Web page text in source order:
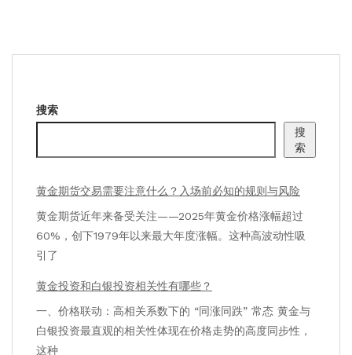
搜索
搜
索
黄金期货交易需要注意什么？入场前必知的规则与风险
黄金期货近年来备受关注——2025年黄金价格涨幅超过
60%，创下1979年以来最大年度涨幅。这种高波动性吸
引了
黄金投资和白银投资相关性有哪些？
一、价格联动：高相关系数下的 “同涨同跌” 常态 黄金与
白银投资最直观的相关性体现在价格走势的高度同步性，
这种